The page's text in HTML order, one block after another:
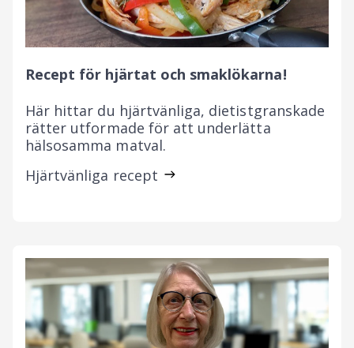
Recept för hjärtat och smaklökarna!
Här hittar du hjärtvänliga, dietistgranskade
rätter utformade för att underlätta
hälsosamma matval.
Hjärtvänliga recept